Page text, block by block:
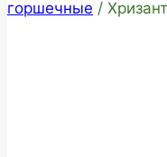
горшечные /